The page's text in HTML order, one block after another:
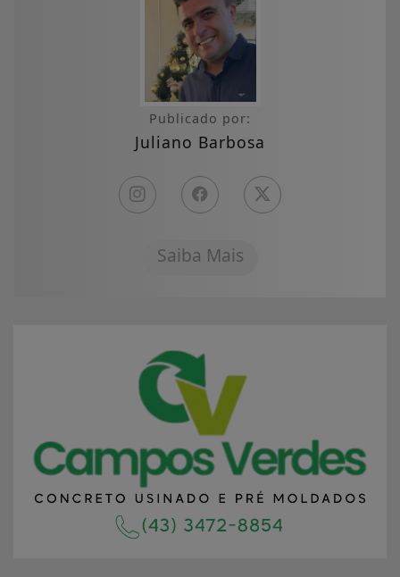
Publicado por:
Juliano Barbosa
Saiba Mais